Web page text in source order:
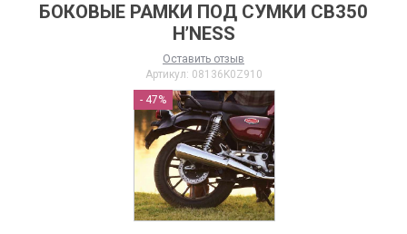
IXS ПЕРВАЯ ПОСТАВКА
GOLGSTRIKE НА СКЛАДЕ!
Читать далее
БОКОВЫЕ РАМКИ ПОД СУМКИ CB350
H’NESS
Оставить отзыв
Артикул: 08136K0Z910
- 47%